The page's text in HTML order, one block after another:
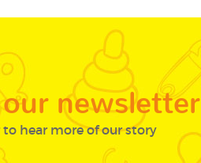
hear more of our story